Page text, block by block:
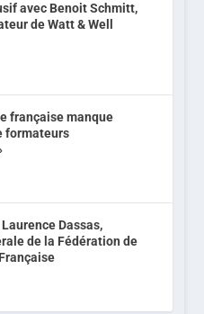
avec Benoit Schmitt,
de Watt & Well
française manque
formateurs
Dassas,
de la Fédération de